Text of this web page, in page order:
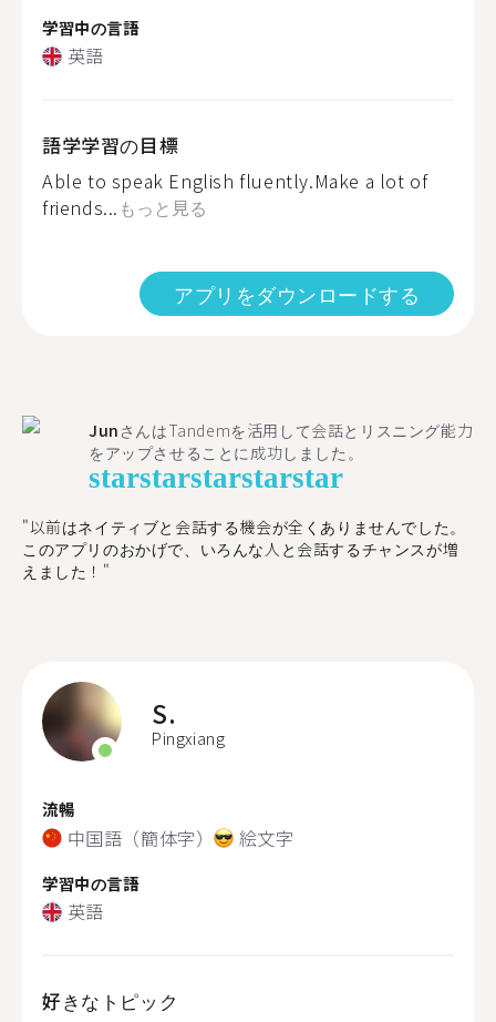
学習中の言語
英語
語学学習の目標
Able to speak English fluently.Make a lot of
friends... もっと見る
アプリをダウンロードする
Jun さんはTandemを活用して会話とリスニング能力
をアップさせることに成功しました。
starstarstarstarstar
"以前はネイティブと会話する機会が全くありませんでした。
このアプリのおかげで、いろんな人と会話するチャンスが増
えました！"
S.
Pingxiang
流暢
中国語（簡体字） 絵文字
学習中の言語
英語
好きなトピック